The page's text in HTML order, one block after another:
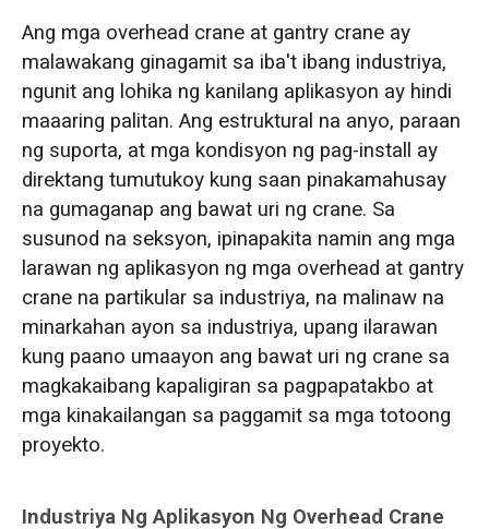
Ang mga overhead crane at gantry crane ay
malawakang ginagamit sa iba't ibang industriya,
ngunit ang lohika ng kanilang aplikasyon ay hindi
maaaring palitan. Ang estruktural na anyo, paraan
ng suporta, at mga kondisyon ng pag-install ay
direktang tumutukoy kung saan pinakamahusay
na gumaganap ang bawat uri ng crane. Sa
susunod na seksyon, ipinapakita namin ang mga
larawan ng aplikasyon ng mga overhead at gantry
crane na partikular sa industriya, na malinaw na
minarkahan ayon sa industriya, upang ilarawan
kung paano umaayon ang bawat uri ng crane sa
magkakaibang kapaligiran sa pagpapatakbo at
mga kinakailangan sa paggamit sa mga totoong
proyekto.
Industriya Ng Aplikasyon Ng Overhead Crane